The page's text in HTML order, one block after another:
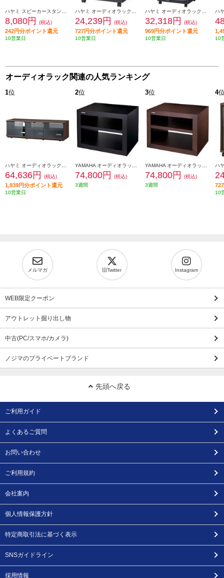
8,080円 (税込)
242円分ポイント還元
10営業日
24,239円 (税込)
727円分ポイント還元
10営業日
32,318円 (税込)
969円分ポイント還元
10営業日 10
オーディオラック関連の人気ランキング
1位
64,636円 (税込)
1,939円分ポイント還元
10営業日
2位
74,800円
(税込)
3週間
3位
74,800円
(税込)
3週間
4
10
メルマガ 旧Twitter Instagram
WEB限定クーポン
アウトレット掘り出し物
中古(PC/スマホ/カメラ)
ノジマのプライベートブランド
先頭へ戻る
ご利用ガイド
よくあるご質問
お問い合わせ
ご利用規約
会社案内
個人情報保護方針
特定商取引法に基づく表示
SNSガイドライン
採用情報